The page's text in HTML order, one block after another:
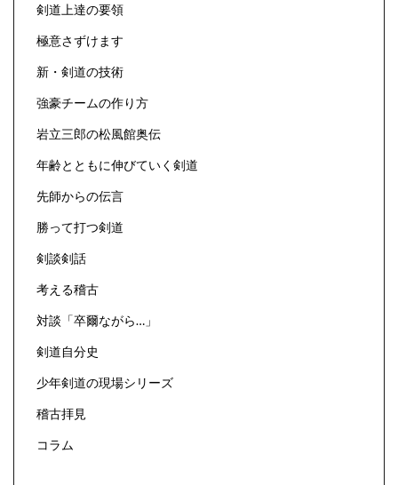
剣道上達の要領
極意さずけます
新・剣道の技術
強豪チームの作り方
岩立三郎の松風館奥伝
年齢とともに伸びていく剣道
先師からの伝言
勝って打つ剣道
剣談剣話
考える稽古
対談「卒爾ながら…」
剣道自分史
少年剣道の現場シリーズ
稽古拝見
コラム